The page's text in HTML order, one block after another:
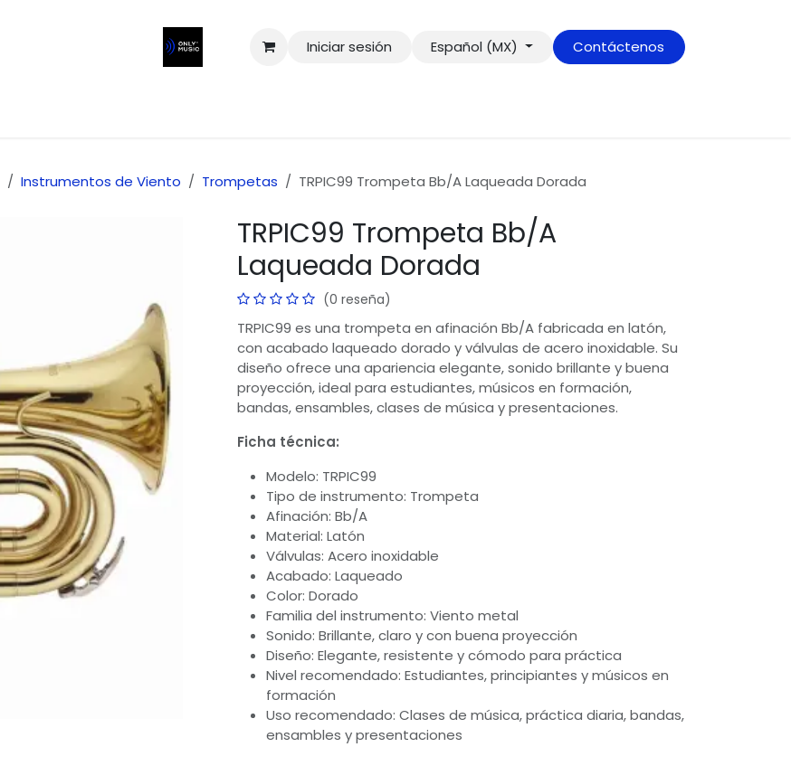
Iniciar sesión Español (MX) Contáctenos
Instrumentos de Viento Trompetas TRPIC99 Trompeta Bb/A Laqueada Dorada
TRPIC99 Trompeta Bb/A
Laqueada Dorada
(0 reseña)
TRPIC99 es una trompeta en afinación Bb/A fabricada en latón,
con acabado laqueado dorado y válvulas de acero inoxidable. Su
diseño ofrece una apariencia elegante, sonido brillante y buena
proyección, ideal para estudiantes, músicos en formación,
bandas, ensambles, clases de música y presentaciones.
Ficha técnica:
Modelo: TRPIC99
Tipo de instrumento: Trompeta
Afinación: Bb/A
Material: Latón
Válvulas: Acero inoxidable
Acabado: Laqueado
Color: Dorado
Familia del instrumento: Viento metal
Sonido: Brillante, claro y con buena proyección
Diseño: Elegante, resistente y cómodo para práctica
Nivel recomendado: Estudiantes, principiantes y músicos en
formación
Uso recomendado: Clases de música, práctica diaria, bandas,
ensambles y presentaciones